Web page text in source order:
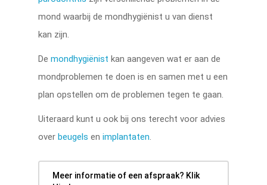
mond waarbij de mondhygiënist u van dienst
kan zijn.
Demondhygiënist kan aangeven wat er aan de
mondproblemen te doen is en samen met u een
plan opstellen om de problemen tegen te gaan.
Uiteraard kunt u ook bij ons terecht voor advies
overbeugels enimplantaten.
Meer informatie of een afspraak? Klik